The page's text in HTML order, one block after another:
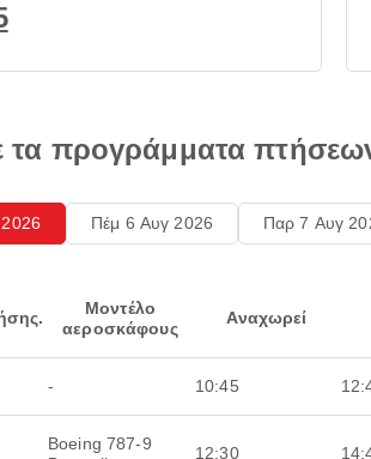
τα προγράμματα
Πέμ 6 Αυγ 2026 Παρ 7 Αυγ
Μοντέλο
αεροσκάφους
Αναχωρεί
- 10:45
Boeing 787-9
12:30